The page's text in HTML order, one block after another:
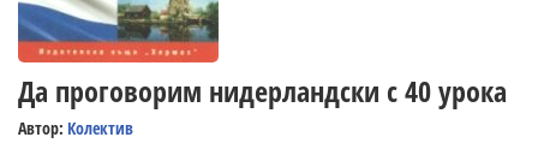
Да проговорим нидерландски с 40 урока
Автор: Колектив